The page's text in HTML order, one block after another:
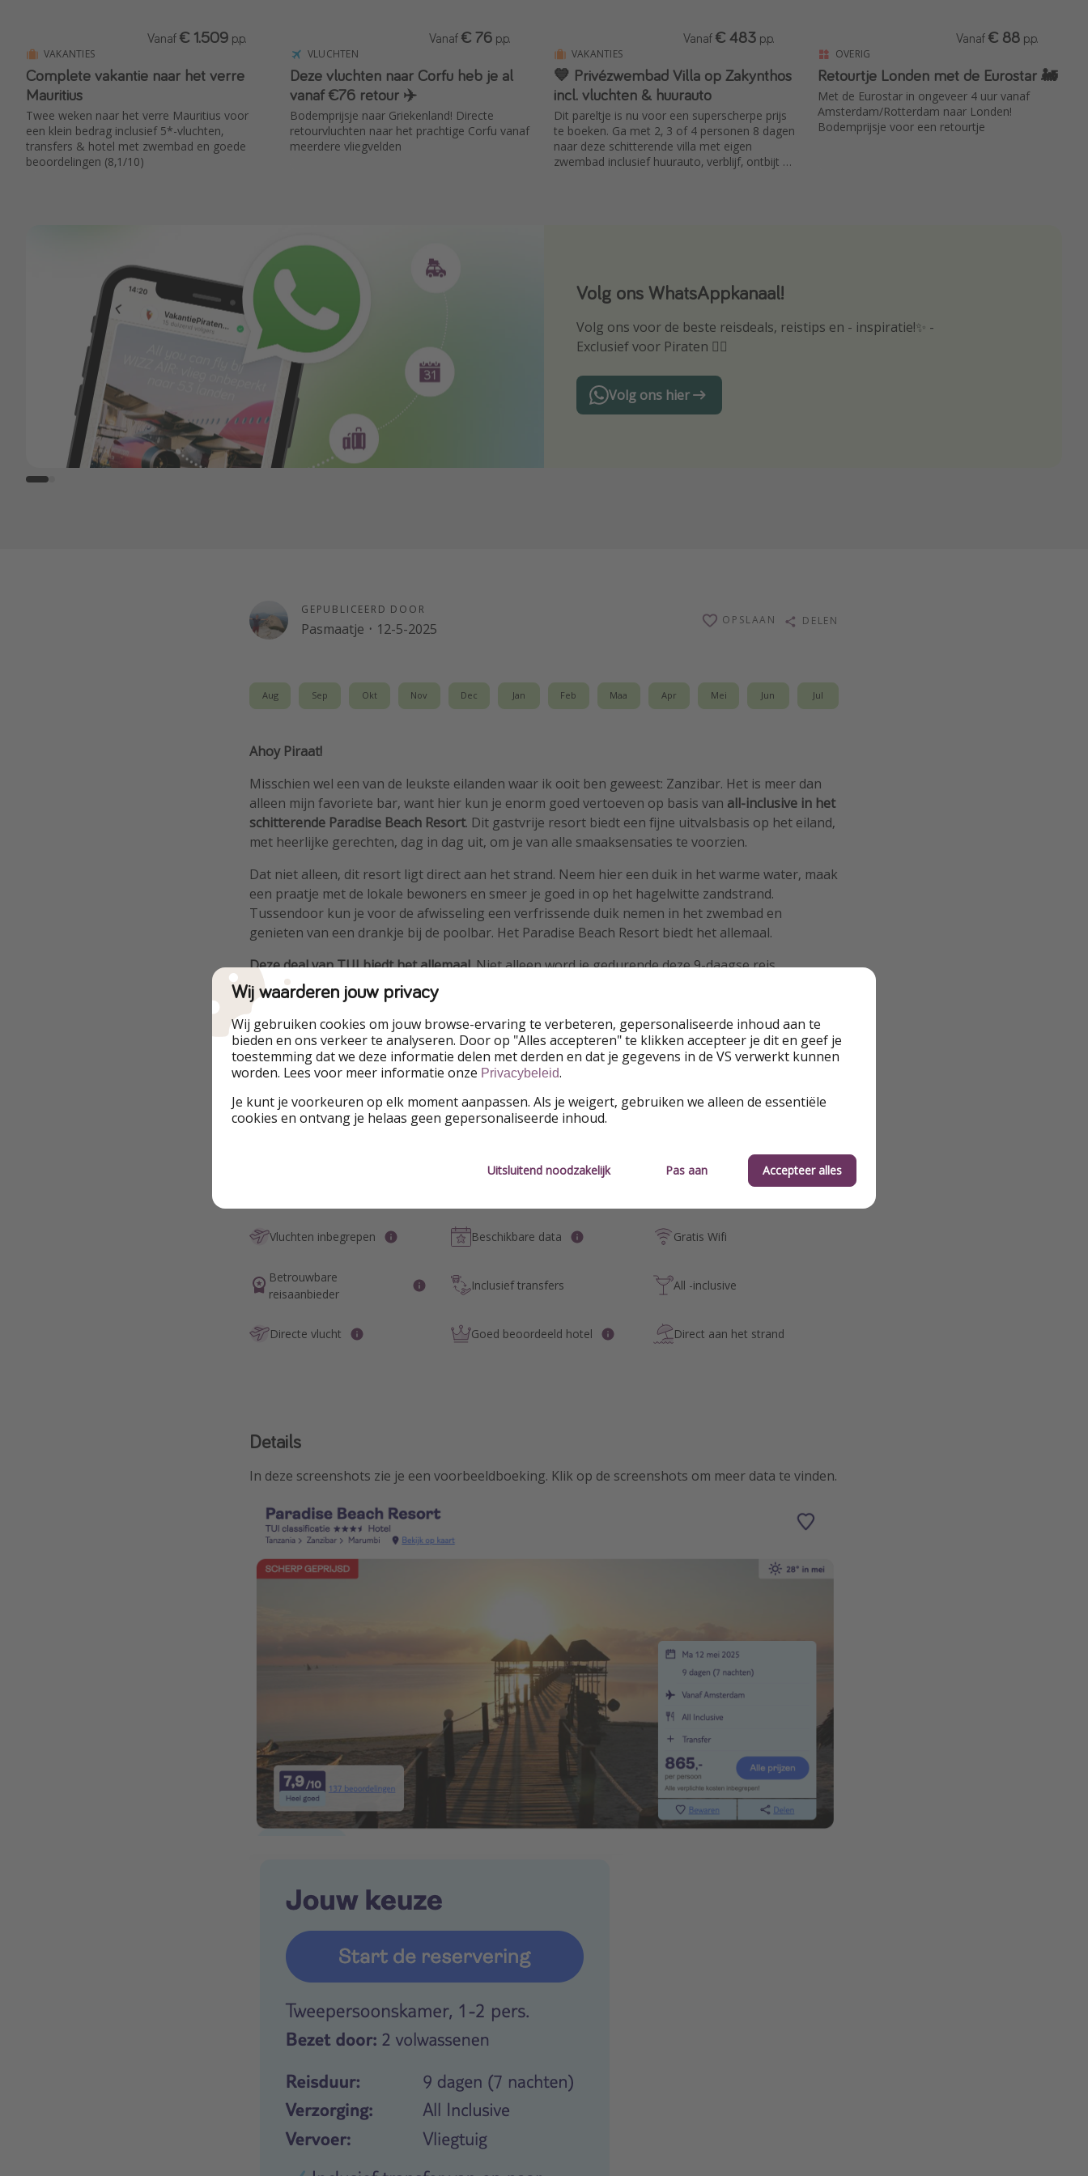
VAKANTIES
Complete vakantie naar het verre
Mauritius
Twee weken naar het verre Mauritius voor
een klein bedrag inclusief 5*-vluchten,
transfers & hotel met zwembad en goede
beoordelingen (8,1/10)
Vanaf € 1.509 p.p.
VLUCHTEN
Deze vluchten naar Corfu heb je al
vanaf €76 retour ✈️
Bodemprijsje naar Griekenland! Directe
retourvluchten naar het prachtige Corfu vanaf
meerdere vliegvelden
Vanaf € 76 p.p.
VAKANTIES
💙 Privézwembad Villa op Zakynthos
incl. vluchten & huurauto
Dit pareltje is nu voor een superscherpe prijs
te boeken. Ga met 2, 3 of 4 personen 8 dagen
naar deze schitterende villa met eigen
zwembad inclusief huurauto, verblijf, ontbijt &
Vanaf € 483 p.p.
OVERIG
Retourtje Londen met de Eurostar 🚂
Met de Eurostar in ongeveer 4 uur vanaf
Amsterdam/Rotterdam naar Londen!
Bodemprijsje voor een retourtje
Vanaf € 88 p.p.
Volg ons WhatsAppkanaal!
Volg ons voor de beste reisdeals, reistips en - inspiratie!✨ -
Exclusief voor Piraten 🏴‍☠️
Volg ons hier
Download onze app
Wees als eerste op de hoogte van de beste reisaanbiedingen
GEPUBLICEERD DOOR
Pasmaatje · 12-5-2025
OPSLAAN DELEN
Aug Sep Okt Nov Dec Jan Feb Maa Apr Mei Jun Jul
Ahoy Piraat!
Misschien wel een van de leukste eilanden waar ik ooit ben geweest: Zanzibar. Het is meer dan
alleen mijn favoriete bar, want hier kun je enorm goed vertoeven op basis van all-inclusive in het
schitterende Paradise Beach Resort. Dit gastvrije resort biedt een fijne uitvalsbasis op het eiland,
met heerlijke gerechten, dag in dag uit, om je van alle smaaksensaties te voorzien.
Dat niet alleen, dit resort ligt direct aan het strand. Neem hier een duik in het warme water, maak
een praatje met de lokale bewoners en smeer je goed in op het hagelwitte zandstrand.
Tussendoor kun je voor de afwisseling een verfrissende duik nemen in het zwembad en
genieten van een drankje bij de poolbar. Het Paradise Beach Resort biedt het allemaal.
Deze deal van TUI biedt het allemaal.Niet alleen word je gedurende deze 9-daagse reis
ondergedompeld in de ultieme gastvrijheid van Zanzibar, maar vanaf slechts €865 heb je een
complete deal te pakken alslast minute
je aan niets ontbreken gedurende deze dagen. Ook kan je deze vakantie uitbreiden met meer
dagen.
Wil jij nog meer deals zien?Download onze appom sneller op de hoogte te zijn van de beste
deals!
Vluchten inbegrepen Beschikbare data Gratis Wifi
Betrouwbare
reisaanbieder
Inclusief transfers All -inclusive
Directe vlucht Goed beoordeeld hotel Direct aan het strand
Details
In deze screenshots zie je een voorbeeldboeking. Klik op de screenshots om meer data te vinden.
Wij waarderen jouw privacy
Wij gebruiken cookies om jouw browse-ervaring te verbeteren, gepersonaliseerde inhoud aan te
bieden en ons verkeer te analyseren. Door op "Alles accepteren" te klikken accepteer je dit en geef je
toestemming dat we deze informatie delen met derden en dat je gegevens in de VS verwerkt kunnen
worden. Lees voor meer informatie onze Privacybeleid.
Je kunt je voorkeuren op elk moment aanpassen. Als je weigert, gebruiken we alleen de essentiële
cookies en ontvang je helaas geen gepersonaliseerde inhoud.
Uitsluitend noodzakelijk Pas aan Accepteer alles